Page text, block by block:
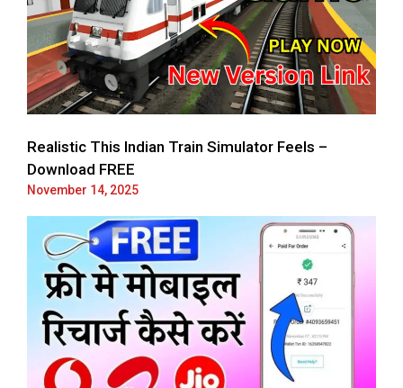
Realistic This Indian Train Simulator Feels –
Download FREE
November 14, 2025